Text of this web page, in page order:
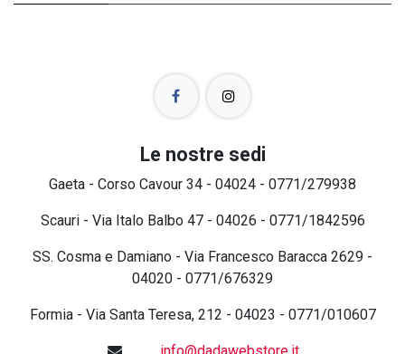
Le nostre sedi
Gaeta - Corso Cavour 34 - 04024 - 0771/279938
Scauri - Via Italo Balbo 47 - 04026 - 0771/1842596
SS. Cosma e Damiano - Via Francesco Baracca 2629 -
04020 - 0771/676329
Formia - Via Santa Teresa, 212 - 04023 - 0771/010607